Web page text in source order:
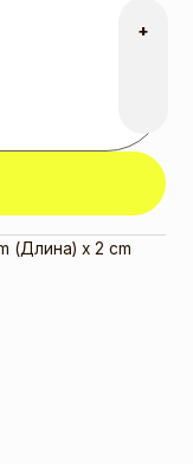
+
(Длина) x 2 cm